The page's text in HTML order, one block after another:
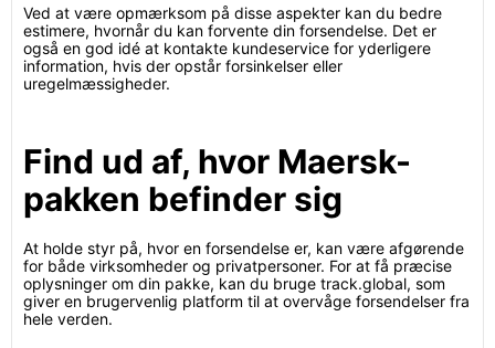
Ved at være opmærksom på disse aspekter kan du bedre
estimere, hvornår du kan forvente din forsendelse. Det er
også en god idé at kontakte kundeservice for yderligere
information, hvis der opstår forsinkelser eller
uregelmæssigheder.
Find ud af, hvor Maersk-
pakken befinder sig
At holde styr på, hvor en forsendelse er, kan være afgørende
for både virksomheder og privatpersoner. For at få præcise
oplysninger om din pakke, kan du bruge track.global, som
giver en brugervenlig platform til at overvåge forsendelser fra
hele verden.